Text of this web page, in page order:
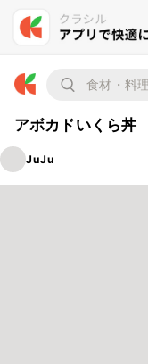
アボカドいくら丼
JuJu